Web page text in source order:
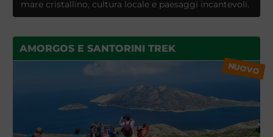
mare cristallino, cultura locale e paesaggi incantevoli.
AMORGOS E SANTORINI TREK
NUOVO